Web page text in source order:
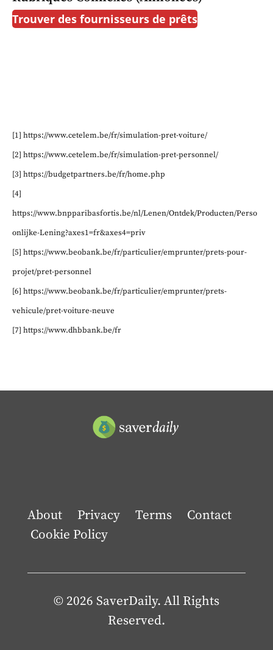
Trouver des fournisseurs de prêts
[1] https://www.cetelem.be/fr/simulation-pret-voiture/
[2] https://www.cetelem.be/fr/simulation-pret-personnel/
[3] https://budgetpartners.be/fr/home.php
[4]
https://www.bnpparibasfortis.be/nl/Lenen/Ontdek/Producten/Perso
onlijke-Lening?axes1=fr&axes4=priv
[5] https://www.beobank.be/fr/particulier/emprunter/prets-pour-
projet/pret-personnel
[6] https://www.beobank.be/fr/particulier/emprunter/prets-
vehicule/pret-voiture-neuve
[7] https://www.dhbbank.be/fr
About Privacy Terms
Contact
Cookie Policy
© 2026 SaverDaily. All Rights
Reserved.